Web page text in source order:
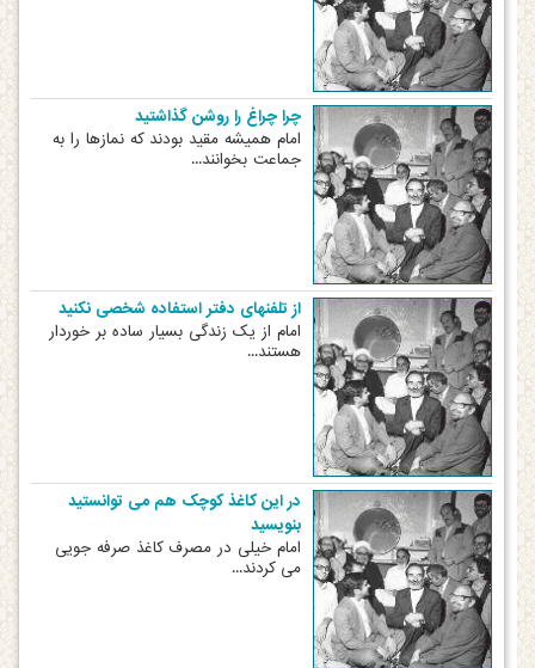
چرا چراغ را روشن گذاشتید
امام همیشه مقید بودند که نمازها را به
جماعت بخوانند...
از تلفنهای دفتر استفاده شخصی نکنید
امام از یک زندگی بسیار ساده بر خوردار
هستند...
در این کاغذ کوچک هم می توانستید
بنویسید
امام خیلی در مصرف کاغذ صرفه جویی
می کردند...